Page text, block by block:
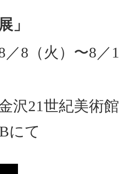
」
／8（火）〜8／
沢21世紀美
にて